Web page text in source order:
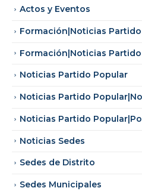
Actos y Eventos
Formación|Noticias
Formación|Noticias
Noticias Partido Popular
Noticias Partido
Noticias Partido
Noticias Sedes
Sedes de Distrito
Sedes Municipales